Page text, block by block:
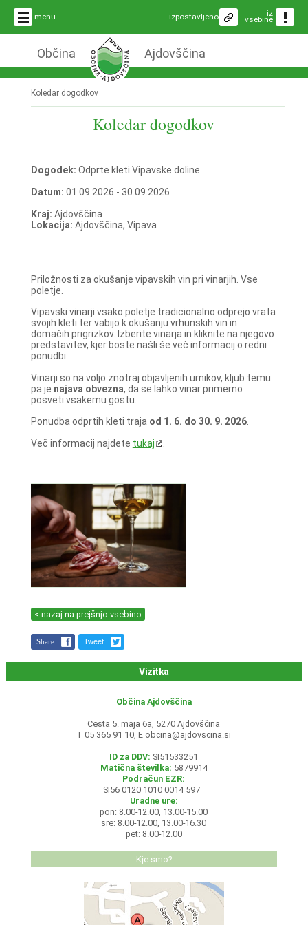
menu iz
vsebine
izpostavljeno
Občina Ajdovščina
Koledar dogodkov
Koledar dogodkov
Dogodek: Odprte kleti Vipavske doline
Datum: 01.09.2026 - 30.09.2026
Kraj: Ajdovščina
Lokacija: Ajdovščina, Vipava
Priložnosti za okušanje vipavskih vin pri vinarjih. Vse
poletje.
Vipavski vinarji vsako poletje tradicionalno odprejo vrata
svojih kleti ter vabijo k okušanju vrhunskih vin in
domačih prigrizkov. Izberite vinarja in kliknite na njegovo
predstavitev, kjer boste našli še več informacij o redni
ponudbi.
Vinarji so na voljo znotraj objavljenih urnikov, kljub temu
pa je najava obvezna, da se lahko vinar primerno
posveti vsakemu gostu.
Ponudba odprtih kleti traja od 1. 6. do 30. 9. 2026.
Več informacij najdete tukaj
< nazaj na prejšnjo vsebino
Share Tweet
Vizitka
Občina Ajdovščina
Cesta 5. maja 6a, 5270 Ajdovščina
T 05 365 91 10, E obcina@ajdovscina.si
ID za DDV: SI51533251
Matična številka: 5879914
Podračun EZR:
SI56 0120 1010 0014 597
Uradne ure:
pon: 8.00-12.00, 13.00-15.00
sre: 8.00-12.00, 13.00-16.30
pet: 8.00-12.00
Kje smo?